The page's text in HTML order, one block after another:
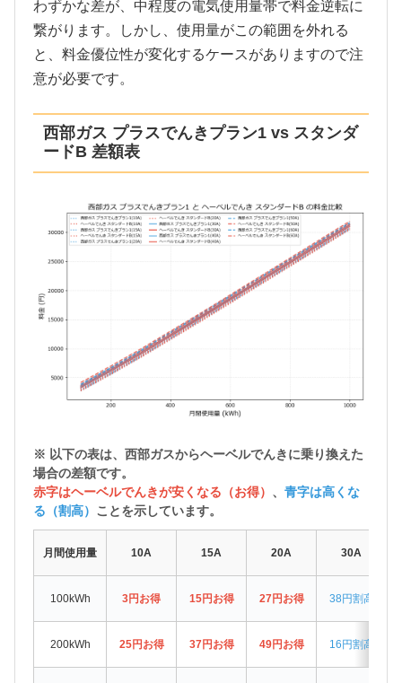
わずかな差が、中程度の電気使用量帯で料金逆転に
繋がります。しかし、使用量がこの範囲を外れる
と、料金優位性が変化するケースがありますので注
意が必要です。
西部ガス プラスでんきプラン1 vs スタンダ
ードB 差額表
※ 以下の表は、西部ガスからヘーベルでんきに乗り換えた
場合の差額です。
赤字はヘーベルでんきが安くなる（お得） 、 青字は高くな
る（割高） ことを示しています。
月間使用量 10A 15A 20A 30A
100kWh 3円お得 15円お得 27円お得 38円割高
200kWh 25円お得 37円お得 49円お得 16円割高